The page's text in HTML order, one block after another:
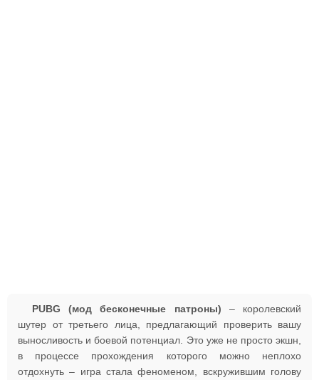
PUBG (мод бесконечные патроны) – королевский
шутер от третьего лица, предлагающий проверить вашу
выносливость и боевой потенциал. Это уже не просто экшн,
в процессе прохождения которого можно неплохо
отдохнуть – игра стала феноменом, вскружившим голову